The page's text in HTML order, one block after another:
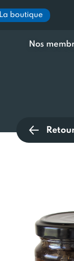
La boutique
Nos